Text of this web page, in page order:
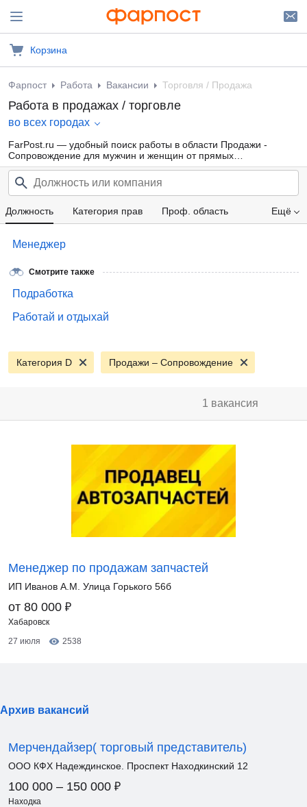
Корзина
Фарпост Работа Вакансии Торговля / Продажа
Работа в продажах / торговле
во всех городах
FarPost.ru — удобный поиск работы в области Продажи -
Сопровождение для мужчин и женщин от прямых
работодателей, а также от кадровых агентств. Свежие вакансии
каждый день.
Ещё
Должность Категория прав Проф. область
Менеджер
Смотрите также
Подработка
Работай и отдыхай
Категория D Продажи – Сопровождение
1 вакансия
Менеджер по продажам запчастей
ИП Иванов А.М. Улица Горького 56б
от 80 000 ₽
Хабаровск
27 июля
2538
Архив вакансий
Мерчендайзер( торговый представитель)
ООО КФХ Надеждинское. Проспект Находкинский 12
100 000 – 150 000 ₽
Находка